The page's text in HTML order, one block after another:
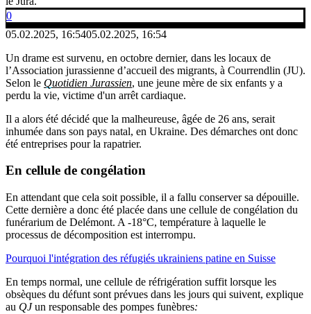
0
05.02.2025, 16:5405.02.2025, 16:54
Un drame est survenu, en octobre dernier, dans les locaux de
l’Association jurassienne d’accueil des migrants, à Courrendlin (JU).
Selon le Quotidien Jurassien, une jeune mère de six enfants y a
perdu la vie, victime d'un arrêt cardiaque.
Il a alors été décidé que la malheureuse, âgée de 26 ans, serait
inhumée dans son pays natal, en Ukraine. Des démarches ont donc
été entreprises pour la rapatrier.
En cellule de congélation
En attendant que cela soit possible, il a fallu conserver sa dépouille.
Cette dernière a donc été placée dans une cellule de congélation du
funérarium de Delémont. A -18°C, température à laquelle le
processus de décomposition est interrompu.
Pourquoi l'intégration des réfugiés ukrainiens patine en Suisse
En temps normal, une cellule de réfrigération suffit lorsque les
obsèques du défunt sont prévues dans les jours qui suivent, explique
au QJun responsable des pompes funèbres: